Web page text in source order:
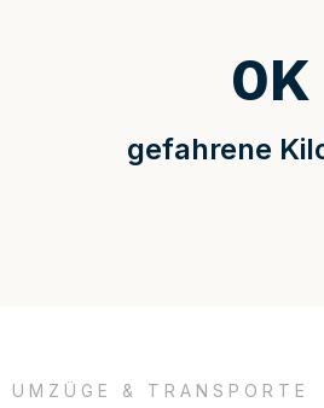
gefahrene
0K
UMZÜGE & TRANSPORTE